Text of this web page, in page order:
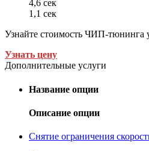
4,6 сек
1,1 сек
Узнайте стоимость ЧИП-тюнинга
Узнать цену
Дополнительные услуги
Название опции
Описание опции
Снятие ограничения